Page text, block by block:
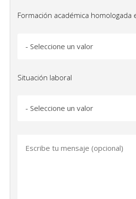
Formación académica homologada
Situación laboral